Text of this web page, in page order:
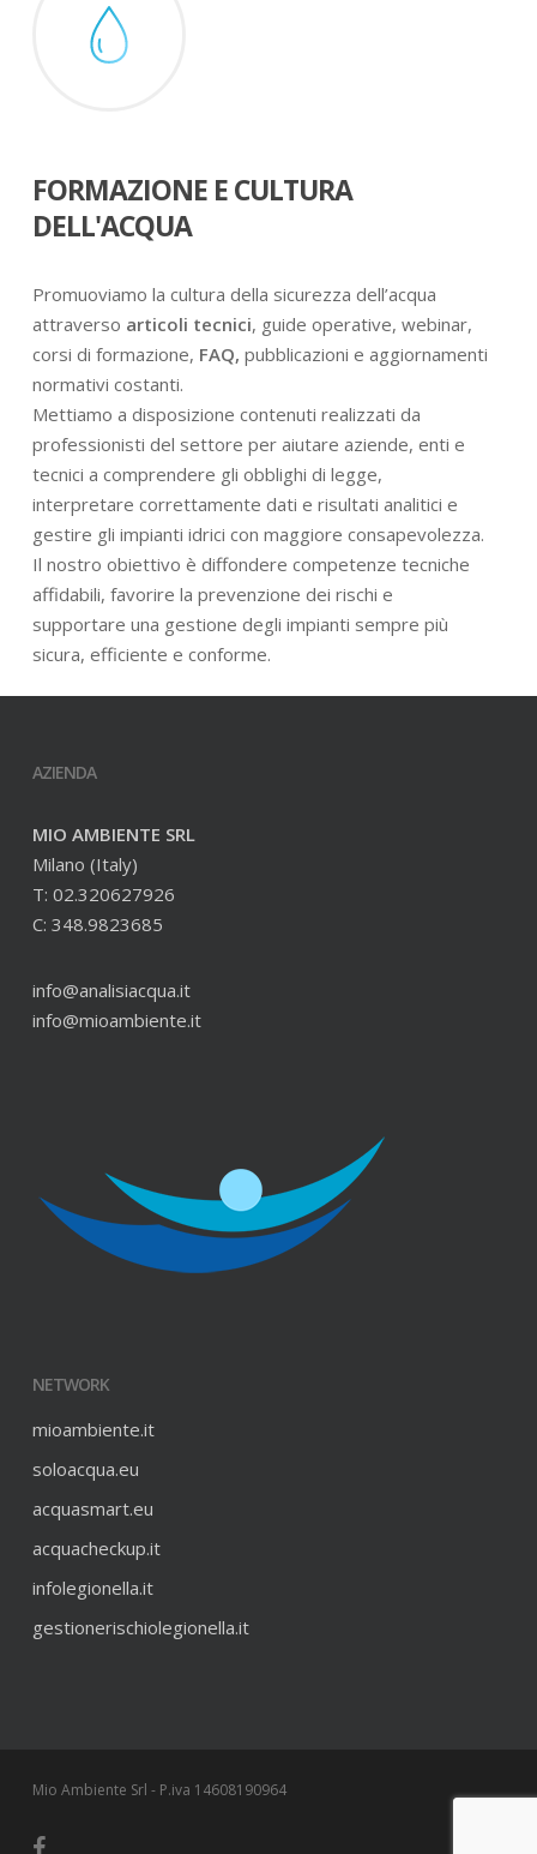
FORMAZIONE E CULTURA
DELL'ACQUA
Promuoviamo la cultura della sicurezza dell’acqua
attraverso articoli tecnici, guide operative, webinar,
corsi di formazione, FAQ, pubblicazioni e aggiornamenti
normativi costanti.
Mettiamo a disposizione contenuti realizzati da
professionisti del settore per aiutare aziende, enti e
tecnici a comprendere gli obblighi di legge,
interpretare correttamente dati e risultati analitici e
gestire gli impianti idrici con maggiore consapevolezza.
Il nostro obiettivo è diffondere competenze tecniche
affidabili, favorire la prevenzione dei rischi e
supportare una gestione degli impianti sempre più
sicura, efficiente e conforme.
AZIENDA
MIO AMBIENTE SRL
Milano (Italy)
T: 02.320627926
C: 348.9823685
info@analisiacqua.it
info@mioambiente.it
NETWORK
mioambiente.it
soloacqua.eu
acquasmart.eu
acquacheckup.it
infolegionella.it
gestionerischiolegionella.it
Mio Ambiente Srl - P.iva 14608190964
facebook